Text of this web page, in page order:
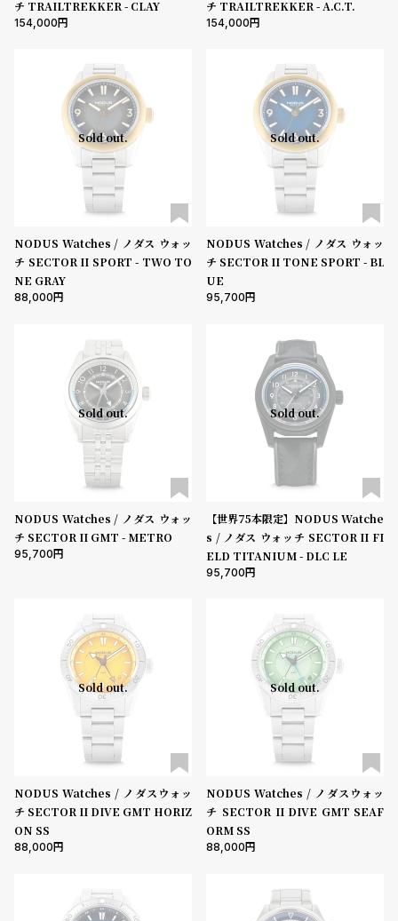
チ TRAILTREKKER - CLAY
154,000
チ TRAILTREKKER - A.C.T.
154,000
Sold out.
NODUS Watches / ノダス ウォッ
チ SECTOR II SPORT - TWO TO
NE GRAY
88,000
Sold out.
NODUS Watches / ノダス ウォッ
チ SECTOR II TONE SPORT - BL
UE
95,700
Sold out.
NODUS Watches / ノダス ウォッ
チ SECTOR II GMT - METRO
95,700
Sold out.
【世界75本限定】NODUS Watche
s / ノダス ウォッチ SECTOR II FI
ELD TITANIUM - DLC LE
95,700
Sold out.
NODUS Watches / ノダスウォッ
チ SECTOR II DIVE GMT HORIZ
ON SS
88,000
Sold out.
NODUS Watches / ノダスウォッ
チ SECTOR II DIVE GMT SEAF
ORM SS
88,000